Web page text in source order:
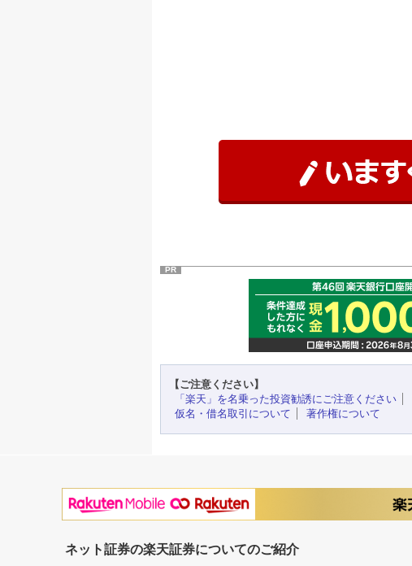
PR
【ご注意ください】
「楽天」を名乗った投資勧誘にご注意ください
仮名・借名取引について
著作権について
ネット証券の楽天証券についてのご紹介